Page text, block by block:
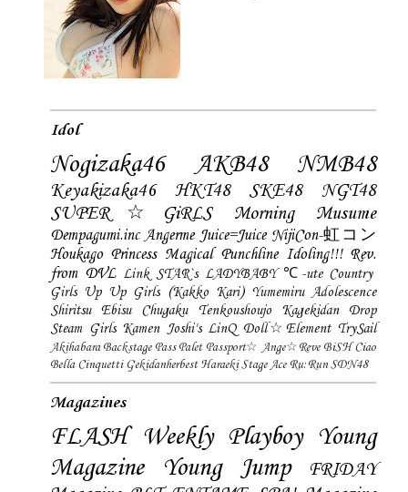
Idol
Nogizaka46 AKB48 NMB48
Keyakizaka46 HKT48 SKE48
NGT48
SUPER☆GiRLS
Morning Musume
Dempagumi.inc Angerme Juice=Juice NijiCon-虹コン
Houkago Princess Magical Punchline Idoling!!! Rev.
from DVL Link STAR`s LADYBABY ℃-ute Country
Girls Up Up Girls (Kakko Kari) Yumemiru Adolescence
Shiritsu Ebisu Chugaku
Tenkoushoujo Kagekidan
Drop
Steam Girls Kamen Joshi's LinQ Doll☆Element TrySail
Akihabara Backstage Pass Palet Passport☆ Ange☆Reve BiSH Ciao
Bella Cinquetti Gekidanherbest Haraeki Stage Ace Ru:Run SDN48
Magazines
FLASH Weekly Playboy Young
Magazine
Young Jump
FRIDAY